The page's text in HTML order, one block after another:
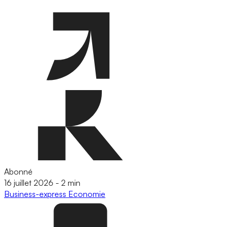
Abonné
16 juillet 2026 - 2 min
Business-express Economie